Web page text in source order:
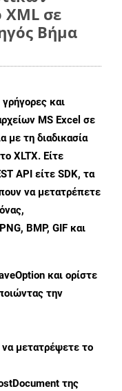
σε
Βήμα
και
MS Excel σε
με τη διαδικασία
XLTX. Είτε
API είτε SDK, τα
να μετατρέπετε
BMP, GIF και
και ορίστε
την
να μετατρέψετε το
της